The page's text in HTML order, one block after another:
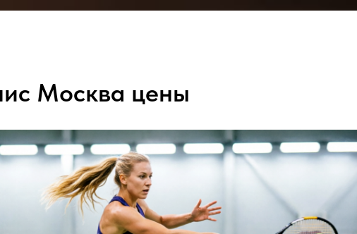
Москва цены